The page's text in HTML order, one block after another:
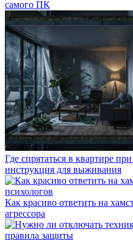
самого ПК
Где спрятаться в квартире
инструкция для выживания
Как красиво ответить на
агрессора